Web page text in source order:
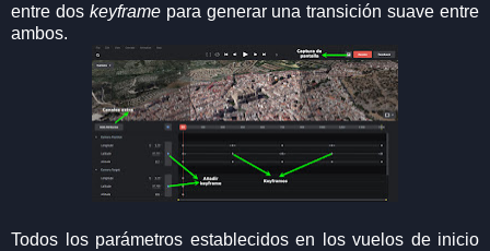
entre dos keyframepara generar una transición suave entre
ambos.
Todos los parámetros establecidos en los vuelos de inicio